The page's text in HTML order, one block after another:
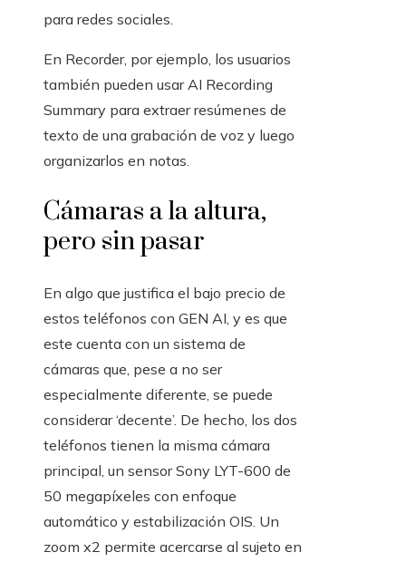
para redes sociales.
En Recorder, por ejemplo, los usuarios
también pueden usar AI Recording
Summary para extraer resúmenes de
texto de una grabación de voz y luego
organizarlos en notas.
Cámaras a la altura,
pero sin pasar
En algo que justifica el bajo precio de
estos teléfonos con GEN AI, y es que
este cuenta con un sistema de
cámaras que, pese a no ser
especialmente diferente, se puede
considerar ‘decente’. De hecho, los dos
teléfonos tienen la misma cámara
principal, un sensor Sony LYT-600 de
50 megapíxeles con enfoque
automático y estabilización OIS. Un
zoom x2 permite acercarse al sujeto en